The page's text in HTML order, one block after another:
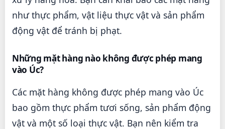
như thực phẩm, vật liệu thực vật và sản phẩm
động vật để tránh bị phạt.
Những mặt hàng nào không được phép mang
vào Úc?
Các mặt hàng không được phép mang vào Úc
bao gồm thực phẩm tươi sống, sản phẩm động
vật và một số loại thực vật. Bạn nên kiểm tra